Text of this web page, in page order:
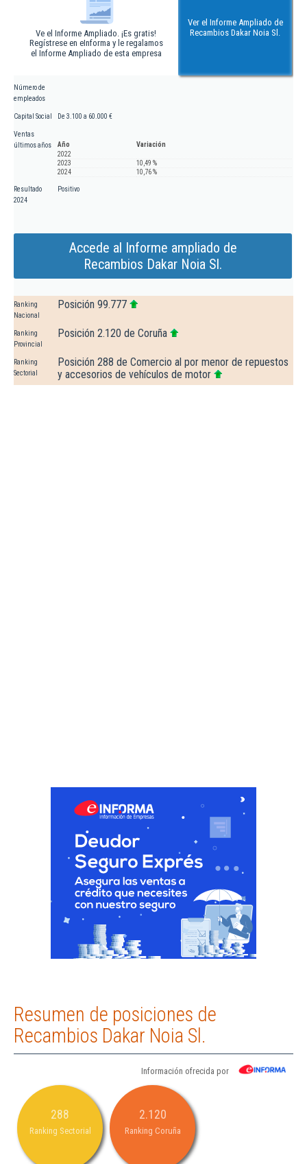
Ve el Informe Ampliado. ¡Es gratis!
Regístrese en eInforma y le regalamos
el Informe Ampliado de esta empresa
Ver el Informe Ampliado de
Recambios Dakar Noia Sl.
Número de
empleados
Capital Social De 3.100 a 60.000 €
Ventas
últimos años
Año
Variación
2022
2023
10,49 %
2024
10,76 %
Resultado
2024
Positivo
Accede al Informe ampliado de
Recambios Dakar Noia Sl.
Ranking
Nacional
Posición 99.777
Ranking
Provincial
Posición 2.120 de Coruña
Ranking
Sectorial
Posición 288 de Comercio al por menor de repuestos
y accesorios de vehículos de motor
Resumen de posiciones de
Recambios Dakar Noia Sl.
Información ofrecida por
288
Ranking Sectorial
2.120
Ranking Coruña